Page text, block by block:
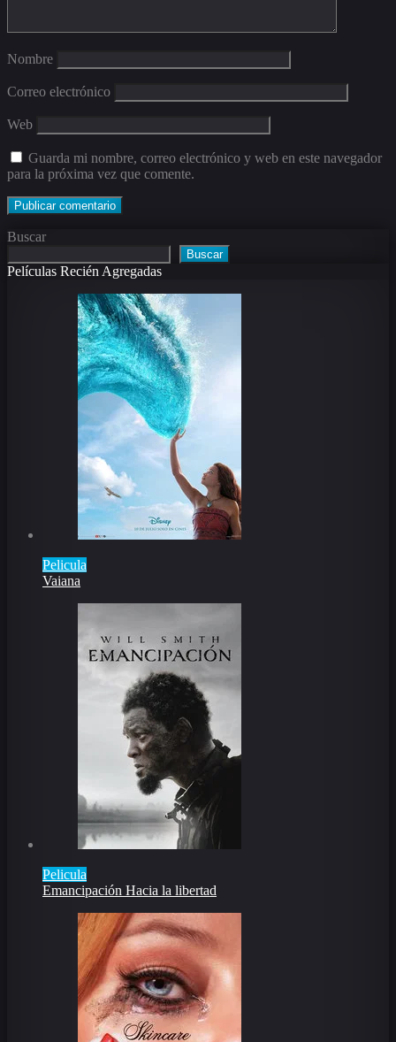
Nombre
Correo electrónico
Web
Guarda mi nombre, correo electrónico y web en este navegador
para la próxima vez que comente.
Buscar
Buscar
Películas Recién Agregadas
Pelicula
Vaiana
Pelicula
Emancipación Hacia la libertad